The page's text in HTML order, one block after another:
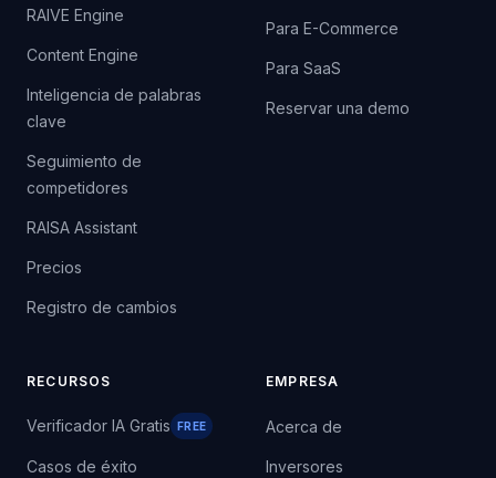
RAIVE Engine
Content Engine
Inteligencia de palabras
clave
Seguimiento de
competidores
RAISA Assistant
Precios
Registro de cambios
Para E-Commerce
Para SaaS
Reservar una demo
RECURSOS
Verificador IA Gratis FREE
Casos de éxito
EMPRESA
Acerca de
Inversores